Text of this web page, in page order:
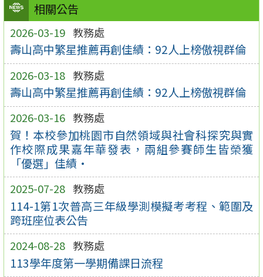
相關公告
2026-03-19 教務處
壽山高中繁星推薦再創佳績：92人上榜傲視群倫
2026-03-18 教務處
壽山高中繁星推薦再創佳績：92人上榜傲視群倫
2026-03-16 教務處
賀！本校參加桃園市自然領域與社會科探究與實
作校際成果嘉年華發表，兩組參賽師生皆榮獲
「優選」佳績·
2025-07-28 教務處
114-1第1次普高三年級學測模擬考考程、範圍及
跨班座位表公告
2024-08-28 教務處
113學年度第一學期備課日流程